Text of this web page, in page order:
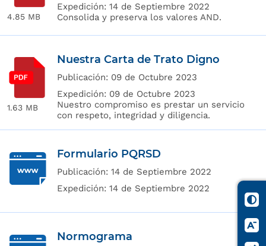
4.85 MB
Expedición: 14 de Septiembre 2022
Consolida y preserva los valores AND.
1.63 MB
Nuestra Carta de Trato Digno
Publicación: 09 de Octubre 2023
Expedición: 09 de Octubre 2023
Nuestro compromiso es prestar un servicio
con respeto, integridad y diligencia.
Formulario PQRSD
Publicación: 14 de Septiembre 2022
Expedición: 14 de Septiembre 2022
Normograma